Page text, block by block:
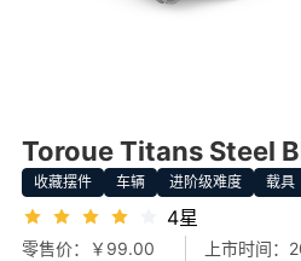
Toroue Titans Steel
收藏摆件 车辆 进阶级难度 载具
4星
零售价：
￥99.00
上市时间：